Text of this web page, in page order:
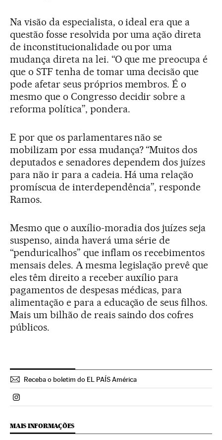
Na visão da especialista, o ideal era que a
questão fosse resolvida por uma ação direta
de inconstitucionalidade ou por uma
mudança direta na lei. “O que me preocupa é
que o STF tenha de tomar uma decisão que
pode afetar seus próprios membros. É o
mesmo que o Congresso decidir sobre a
reforma política”, pondera.
E por que os parlamentares não se
mobilizam por essa mudança? “Muitos dos
deputados e senadores dependem dos juízes
para não ir para a cadeia. Há uma relação
promíscua de interdependência”, responde
Ramos.
Mesmo que o auxílio-moradia dos juízes seja
suspenso, ainda haverá uma série de
“penduricalhos” que inflam os recebimentos
mensais deles. A mesma legislação prevê que
eles têm direito a receber auxílio para
pagamentos de despesas médicas, para
alimentação e para a educação de seus filhos.
Mais um bilhão de reais saindo dos cofres
públicos.
Receba o boletim do EL PAÍS América
Politica El País Brasil en Instagram
MAIS INFORMAÇÕES